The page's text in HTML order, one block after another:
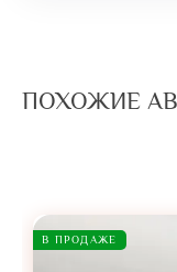
ПОХОЖИЕ
В ПРОДАЖЕ